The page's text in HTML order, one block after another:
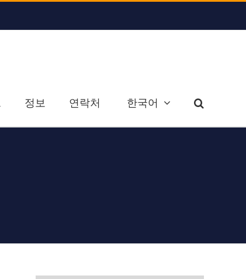
정보 연락처 한국어